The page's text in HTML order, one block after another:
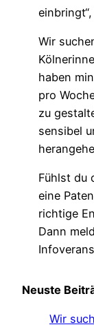
Wir
haben
pro
zu
sensibel
Fühlst du
eine
richtige
Dann
Neuste
Wir